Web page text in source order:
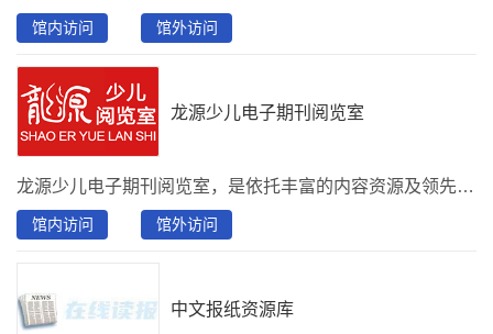
馆内访问 馆外访问
龙源少儿电子期刊阅览室
龙源少儿电子期刊阅览室，是依托丰富的内容资源及领先的技术精心打造的一款，为少儿、教师、家长联合创建的课外综合类阅读平台。阅览室有助于青少年课外兴趣培养、教师授课和家长教育指导。分别有教育教学、少儿天地、 学生博览、健康生活、课外活动、快乐成长、学习辅导、大众阅读8大分类，资源包含500种期刊、100集音频和500种图书，推荐刊物：《读者》、《意林》、《百科知识》、《大自然探索》、《青春期健康》、《十月少年文学》、《军事文摘》、《世界博览》、《少年博览》、《中学生百科》 、《儿童故事画报》、……
馆内访问 馆外访问
中文报纸资源库